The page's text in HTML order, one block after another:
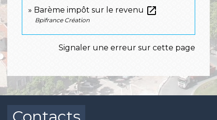
Barème impôt sur le revenu open_in_new
Bpifrance Création
Signaler une erreur sur cette page